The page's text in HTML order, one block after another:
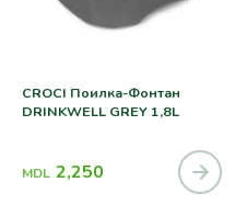
CROCI Поилка-Фонтан
DRINKWELL GREY 1,8L
MDL 2,250